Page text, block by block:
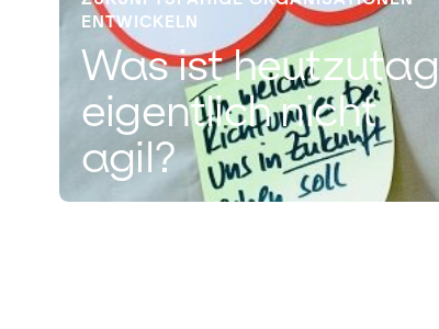
ENTWICKELN
Was ist
eigentlich nicht
agil?